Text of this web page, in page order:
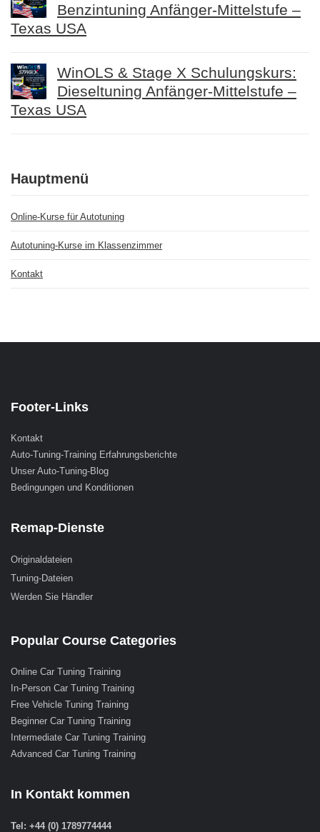
Benzintuning Anfänger-Mittelstufe –
Texas USA
WinOLS & Stage X Schulungskurs:
Dieseltuning Anfänger-Mittelstufe –
Texas USA
Hauptmenü
Online-Kurse für Autotuning
Autotuning-Kurse im Klassenzimmer
Kontakt
Footer-Links
Kontakt
Auto-Tuning-Training Erfahrungsberichte
Unser Auto-Tuning-Blog
Bedingungen und Konditionen
Remap-Dienste
Originaldateien
Tuning-Dateien
Werden Sie Händler
Popular Course Categories
Online Car Tuning Training
In-Person Car Tuning Training
Free Vehicle Tuning Training
Beginner Car Tuning Training
Intermediate Car Tuning Training
Advanced Car Tuning Training
In Kontakt kommen
Tel: +44 (0) 1789774444